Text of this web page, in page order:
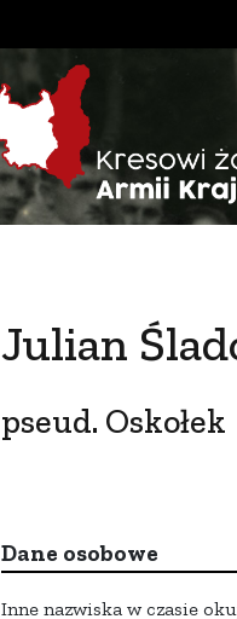
Julian
pseud. Oskołek
Dane osobowe
Inne nazwiska w czasie